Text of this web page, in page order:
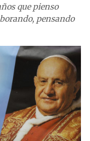
que pienso
pensando